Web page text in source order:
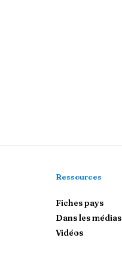
Ressources
Fiches pays
Dans les médias
Vidéos